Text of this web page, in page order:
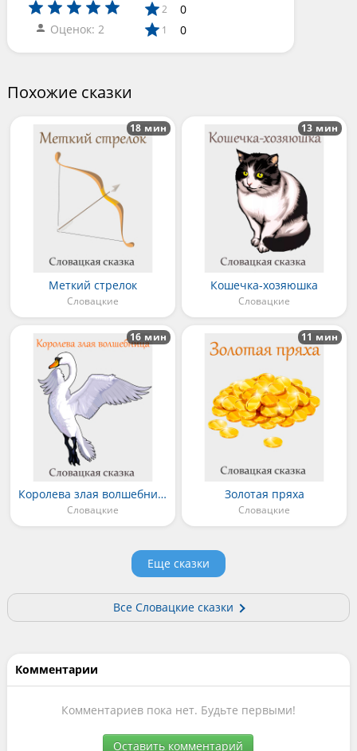
Оценок: 2
2 0
1 0
Похожие сказки
Меткий стрелок
Словацкие
18 мин
Кошечка-хозяюшка
Словацкие
13 мин
Королева злая волшебница
Словацкие
16 мин
Золотая пряха
Словацкие
11 мин
Еще сказки
Все Словацкие сказки
Комментарии
Комментариев пока нет. Будьте первыми!
Оставить комментарий